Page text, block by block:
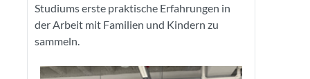
Studiums erste praktische Erfahrungen in
der Arbeit mit Familien und Kindern zu
sammeln.